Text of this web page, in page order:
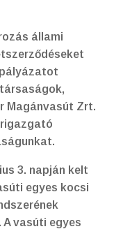
állami
Magánvasút Zrt.
3. napján kelt
egyes kocsi
vasúti egyes